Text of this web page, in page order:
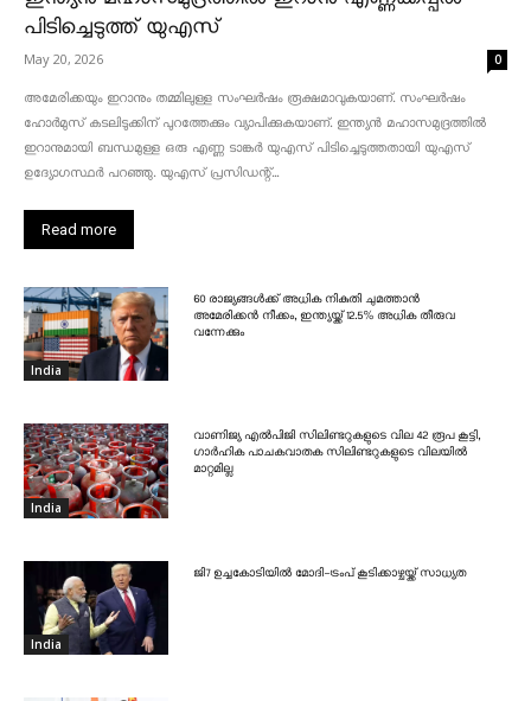
പിടിച്ചെടുത്ത് യുഎസ്
May 20, 2026 0
അമേരിക്കയും ഇറാനും തമ്മിലുള്ള സംഘർഷം രൂക്ഷമാവുകയാണ്. സംഘർഷം
ഹോർമുസ് കടലിടുക്കിന് പുറത്തേക്കും വ്യാപിക്കുകയാണ്. ഇന്ത്യൻ മഹാസമുദ്രത്തിൽ
ഇറാനുമായി ബന്ധമുള്ള ഒരു എണ്ണ ടാങ്കർ യുഎസ് പിടിച്ചെടുത്തതായി യുഎസ്
ഉദ്യോഗസ്ഥർ പറഞ്ഞു. യുഎസ് പ്രസിഡന്റ്...
Read more
India
60 രാജ്യങ്ങൾക്ക് അധിക നികുതി ചുമത്താൻ
അമേരിക്കൻ നീക്കം, ഇന്ത്യയ്ക്ക് 12.5% അധിക തീരുവ
വന്നേക്കും
India
വാണിജ്യ എൽപിജി സിലിണ്ടറുകളുടെ വില 42 രൂപ കൂട്ടി,
ഗാർഹിക പാചകവാതക സിലിണ്ടറുകളുടെ വിലയിൽ
മാറ്റമില്ല
India
ജി7 ഉച്ചകോടിയിൽ മോദി-ട്രംപ് കൂടിക്കാഴ്ചയ്ക്ക് സാധ്യത